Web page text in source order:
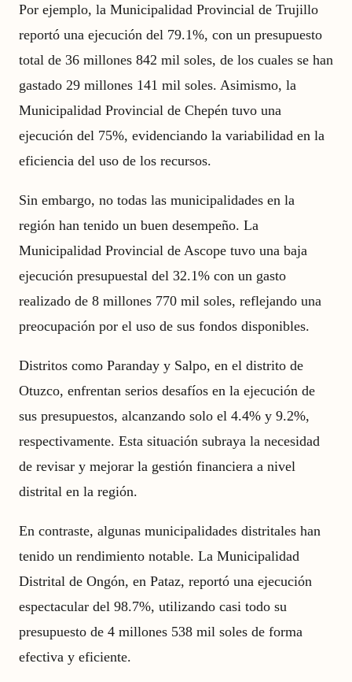
Por ejemplo, la Municipalidad Provincial de Trujillo
reportó una ejecución del 79.1%, con un presupuesto
total de 36 millones 842 mil soles, de los cuales se han
gastado 29 millones 141 mil soles. Asimismo, la
Municipalidad Provincial de Chepén tuvo una
ejecución del 75%, evidenciando la variabilidad en la
eficiencia del uso de los recursos.
Sin embargo, no todas las municipalidades en la
región han tenido un buen desempeño. La
Municipalidad Provincial de Ascope tuvo una baja
ejecución presupuestal del 32.1% con un gasto
realizado de 8 millones 770 mil soles, reflejando una
preocupación por el uso de sus fondos disponibles.
Distritos como Paranday y Salpo, en el distrito de
Otuzco, enfrentan serios desafíos en la ejecución de
sus presupuestos, alcanzando solo el 4.4% y 9.2%,
respectivamente. Esta situación subraya la necesidad
de revisar y mejorar la gestión financiera a nivel
distrital en la región.
En contraste, algunas municipalidades distritales han
tenido un rendimiento notable. La Municipalidad
Distrital de Ongón, en Pataz, reportó una ejecución
espectacular del 98.7%, utilizando casi todo su
presupuesto de 4 millones 538 mil soles de forma
efectiva y eficiente.